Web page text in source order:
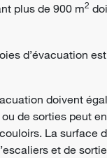
plus de 900 m2
d’évacuation
doivent
de sorties peut
La surface
et de